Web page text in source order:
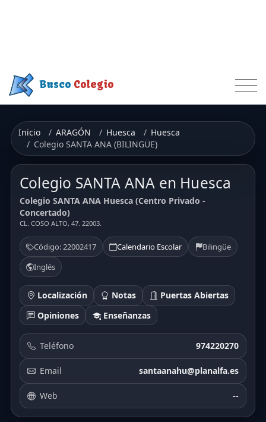
Busco Colegio
Inicio ARAGÓN Huesca
Huesca
Colegio SANTA ANA (BILINGÜE)
Colegio SANTA ANA en Huesca
Colegio SANTA ANA Huesca (Centro Privado -
Concertado)
CL. COSO ALTO, 47. 22003.
Código: 22002417 Calendario Escolar
Bilingüe
Inglés
Localización Notas
Puertas Abiertas
Opiniones
Enseñanzas
Teléfono 974220270
Email santaanahu@planalfa.es
Web --